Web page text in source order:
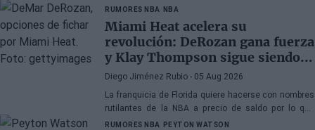
llegarle ofertas, aunque la franquicia de Texas no
tiene prisa
RUMORES NBA NBA
Miami Heat acelera su
revolución: DeRozan gana fuerza
y Klay Thompson sigue siendo
el gran objetivo
Diego Jiménez Rubio - 05 Aug 2026
La franquicia de Florida quiere hacerse con nombres
rutilantes de la NBA a precio de saldo por lo que
busca veteranos. DeRozan está muy cerca de fichar.
RUMORES NBA PEYTON WATSON